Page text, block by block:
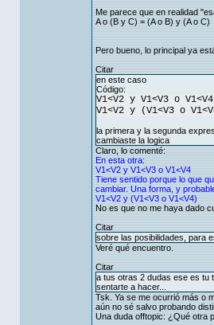
Me parece que en realidad
A o (B y C) = (A o B) y (A o C)
Pero bueno, lo principal ya
Citar
en este caso
Código:
V1<V2 y V1<V3 o V1<V4
V1<V2 y (V1<V3 o
la primera y la segunda
cambiaste la logica
Claro, lo comenté:
En esta otra:
V1<V2 y V1<V3 o V1<V4
Tiene sentido porque lo que
cambiar. Una forma, y
V1<V2 y (V1<V3 o V1<V4)
No es que no me haya dado
Citar
sobre las posibilidades, para
Veré qué encuentro.
Citar
a tus otras 2 dudas ese es tu
sentarte a hacer...
Tsk. Ya se me ocurrió más o
aún no sé salvo probando
Una duda offtopic: ¿Qué otra